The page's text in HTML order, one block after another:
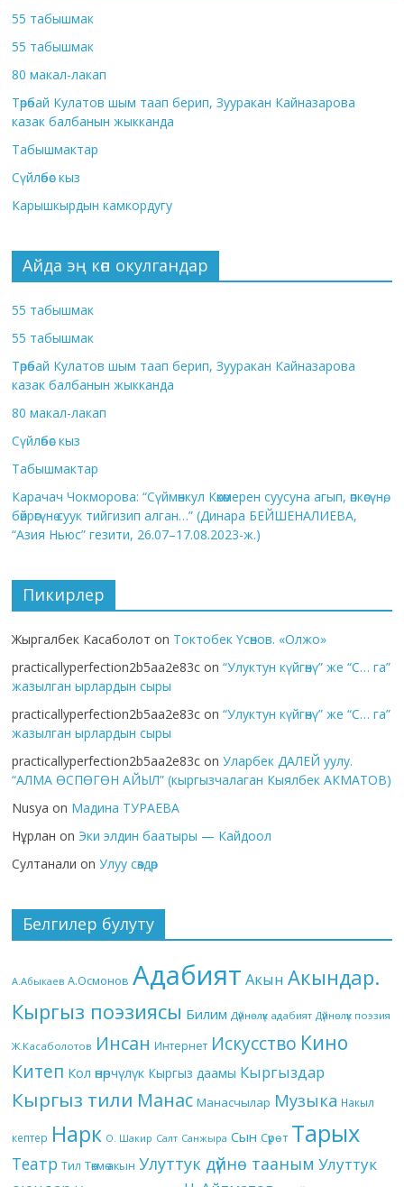
55 табышмак
55 табышмак
80 макал-лакап
Төрөбай Кулатов шым таап берип, Зууракан Кайназарова
казак балбанын жыкканда
Табышмактар
Сүйлөбөс кыз
Карышкырдын камкордугу
Айда эң көп окулгандар
55 табышмак
55 табышмак
Төрөбай Кулатов шым таап берип, Зууракан Кайназарова
казак балбанын жыкканда
80 макал-лакап
Сүйлөбөс кыз
Табышмактар
Карачач Чокморова: “Сүймөнкул Көкөмерен суусуна агып, өпкөсүнө,
бөйрөгүнө суук тийгизип алган…” (Динара БЕЙШЕНАЛИЕВА,
“Азия Ньюс” гезити, 26.07–17.08.2023-ж.)
Пикирлер
Жыргалбек Касаболот on Токтобек Үсөнов. «Олжо»
practicallyperfection2b5aa2e83c on“Улуктун күйгөнү” же “С… га”
жазылган ырлардын сыры
practicallyperfection2b5aa2e83c on“Улуктун күйгөнү” же “С… га”
жазылган ырлардын сыры
practicallyperfection2b5aa2e83c onУларбек ДАЛЕЙ уулу.
“АЛМА ӨСПӨГӨН АЙЫЛ” (кыргызчалаган Кыялбек АКМАТОВ)
Nusya on Мадина ТУРАЕВА
Нұрлан on Эки элдин баатыры — Кайдоол
Султанали onУлуу сөздөр
Белгилер булуту
А.Абыкаев А.Осмонов Адабият Акын Акындар.
Кыргыз поэзиясы Билим Дүйнөлүк адабият Дүйнөлүк поэзия
Ж.Касаболотов Инсан Интернет Искусство Кино
Китеп Кол өнөрчүлүк Кыргыз даамы Кыргыздар
Кыргыз тили Манас Манасчылар Музыка Накыл
кептер Нарк О. Шакир Салт Санжыра Сын Сүрөт Тарых
Театр Тил Төкмө акын Улуттук дүйнө тааным Улуттук